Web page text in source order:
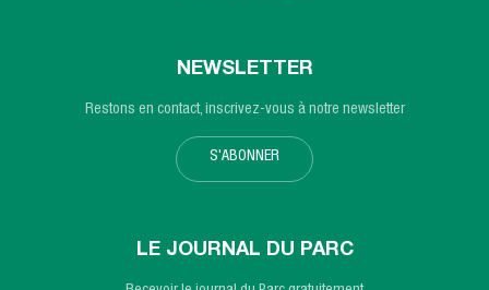
NEWSLETTER
Restons en contact, inscrivez-vous à notre newsletter
S'ABONNER
LE JOURNAL DU PARC